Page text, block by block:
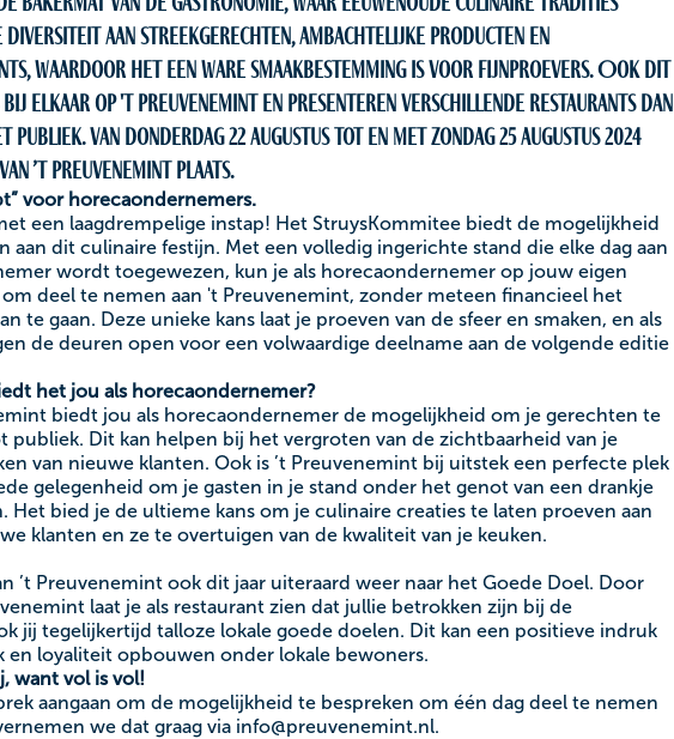
diversiteit aan streekgerechten, ambachtelijke producten en
waardoor het een ware smaakbestemming is voor fijnproevers. Ook dit
elkaar op 't Preuvenemint en presenteren verschillende restaurants dan
Van donderdag 22 augustus tot en met zondag 25 augustus 2024
’t Preuvenemint plaats.
voor horecaondernemers.
een laagdrempelige instap! Het StruysKommitee biedt de mogelijkheid
aan dit culinaire festijn. Met een volledig ingerichte stand die elke dag aan
wordt toegewezen, kun je als horecaondernemer op jouw eigen
deel te nemen aan 't Preuvenemint, zonder meteen financieel het
te gaan. Deze unieke kans laat je proeven van de sfeer en smaken, en als
de deuren open voor een volwaardige deelname aan de volgende editie
het jou als horecaondernemer?
biedt jou als horecaondernemer de mogelijkheid om je gerechten te
publiek. Dit kan helpen bij het vergroten van de zichtbaarheid van je
van nieuwe klanten. Ook is ’t Preuvenemint bij uitstek een perfecte plek
gelegenheid om je gasten in je stand onder het genot van een drankje
Het bied je de ultieme kans om je culinaire creaties te laten proeven aan
klanten en ze te overtuigen van de kwaliteit van je keuken.
’t Preuvenemint ook dit jaar uiteraard weer naar het Goede Doel. Door
laat je als restaurant zien dat jullie betrokken zijn bij de
jij tegelijkertijd talloze lokale goede doelen. Dit kan een positieve indruk
loyaliteit opbouwen onder lokale bewoners.
want vol is vol!
aangaan om de mogelijkheid te bespreken om één dag deel te nemen
we dat graag via info@preuvenemint.nl.